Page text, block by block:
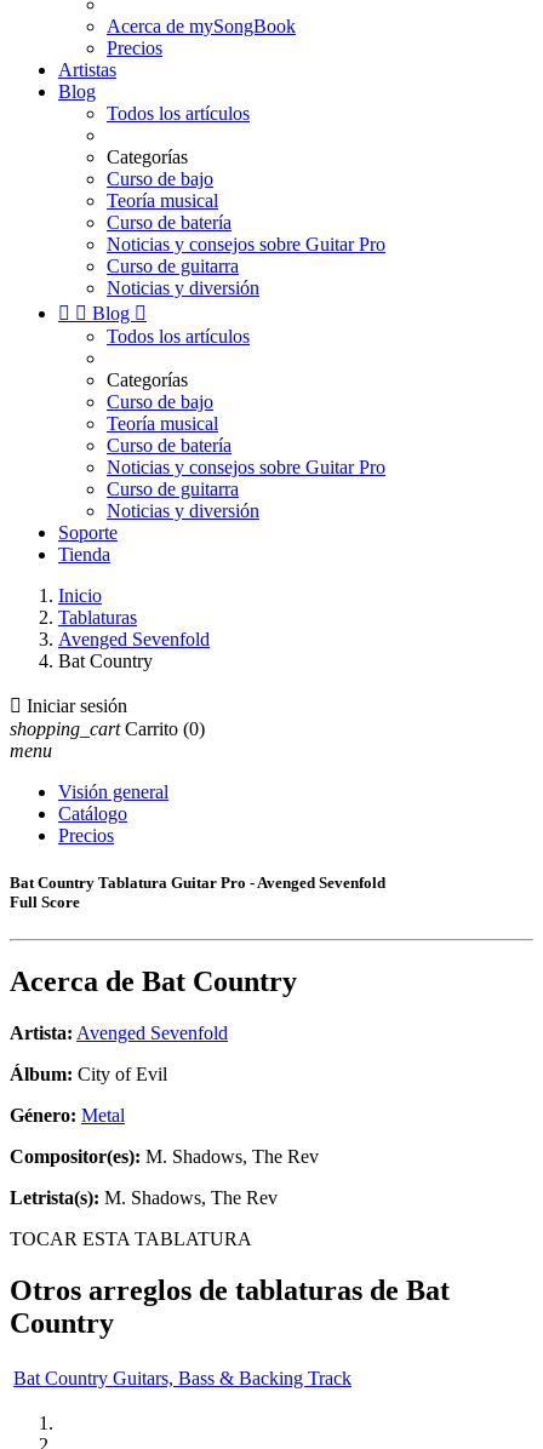
Acerca de mySongBook
Precios
Artistas
Blog
Todos los artículos
Categorías
Curso de bajo
Teoría musical
Curso de batería
Noticias y consejos sobre Guitar Pro
Curso de guitarra
Noticias y diversión
  Blog 
Todos los artículos
Categorías
Curso de bajo
Teoría musical
Curso de batería
Noticias y consejos sobre Guitar Pro
Curso de guitarra
Noticias y diversión
Soporte
Tienda
Inicio
Tablaturas
Avenged Sevenfold
Bat Country
 Iniciar sesión
shopping_cart Carrito (0)
menu
Visión general
Catálogo
Precios
Bat Country Tablatura Guitar Pro - Avenged Sevenfold
Full Score
Acerca de Bat Country
Artista: Avenged Sevenfold
Álbum: City of Evil
Género: Metal
Compositor(es): M. Shadows, The Rev
Letrista(s): M. Shadows, The Rev
TOCAR ESTA TABLATURA
Otros arreglos de tablaturas de Bat
Country
Bat Country Guitars, Bass & Backing Track